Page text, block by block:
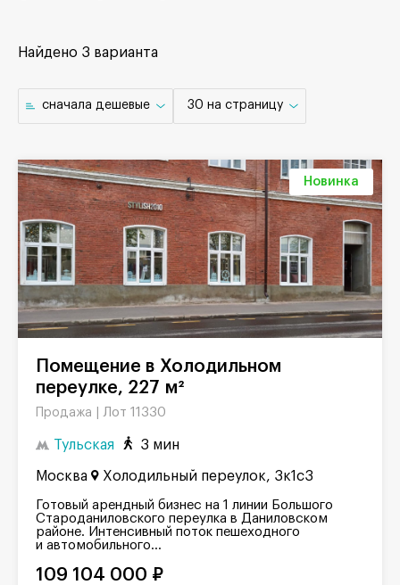
Найдено 3 варианта
cначала дешевые 30 на страницу
Новинка
переулке, 227 м²
Продажа | Лот 11330
Тульская 3 мин
Москва Холодильный переулок, 3к1с3
Готовый арендный бизнес на 1 линии Большого
Староданиловского переулка в Даниловском
районе. Интенсивный поток пешеходного
и автомобильного...
109 104 000 ₽